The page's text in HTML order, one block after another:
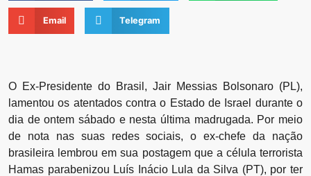
Email Telegram
O Ex-Presidente do Brasil, Jair Messias Bolsonaro (PL),
lamentou os atentados contra o Estado de Israel durante o
dia de ontem sábado e nesta última madrugada. Por meio
de nota nas suas redes sociais, o ex-chefe da nação
brasileira lembrou em sua postagem que a célula terrorista
Hamas parabenizou Luís Inácio Lula da Silva (PT), por ter